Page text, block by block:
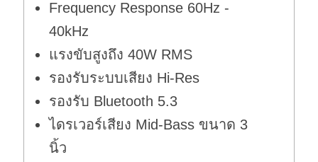
Frequency Response 60Hz -
40kHz
แรงขับสูงถึง 40W RMS
รองรับระบบเสียง Hi-Res
รองรับ Bluetooth 5.3
ไดรเวอร์เสียง Mid-Bass ขนาด 3
นิ้ว